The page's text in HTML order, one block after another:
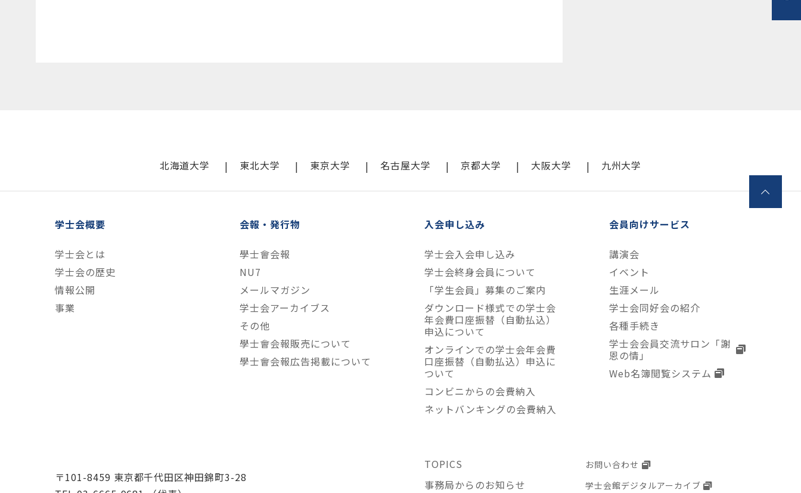
北海道大学 東北大学 東京大学 名古屋大学 京都大学 大阪大学 九州大学
学士会概要
学士会とは
学士会の歴史
情報公開
事業
会報・発行物
學士會会報
NU7
メールマガジン
学士会アーカイブス
その他
學士會会報販売について
學士會会報広告掲載について
入会申し込み
学士会入会申し込み
学士会終身会員について
「学生会員」募集のご案内
ダウンロード様式での学士会
年会費口座振替（自動払込）
申込について
オンラインでの学士会年会費
口座振替（自動払込）申込に
ついて
コンビニからの会費納入
ネットバンキングの会費納入
会員向けサービス
講演会
イベント
生涯メール
学士会同好会の紹介
各種手続き
学士会会員交流サロン「謝
恩の情」
Web名簿閲覧システム
〒101-8459 東京都千代田区神田錦町3-28
TOPICS
事務局からのお知らせ
お問い合わせ
学士会館デジタルアーカイブ